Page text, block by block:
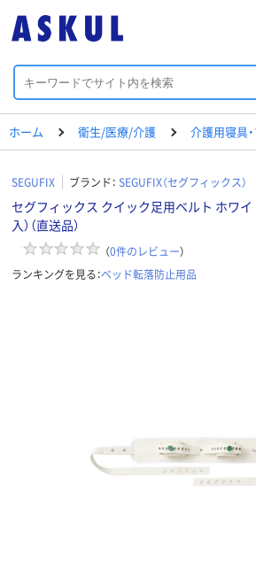
ホーム 衛生/医療/介護 介護用寝具
SEGUFIX ブランド： SEGUFIX（セグフィックス）
セグフィックス クイック足用ベルト ホワイ
入）（直送品）
（0件のレビュー）
ランキングを見る：ベッド転落防止用品